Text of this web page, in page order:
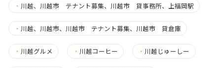
・ 川越、川越市 テナント募集、川越市 貸事務所、上福岡駅
・ 川越、川越市、川越市 テナント募集、川越市 貸倉庫
・ 川越グルメ ・ 川越コーヒー ・ 川越じゅーしー